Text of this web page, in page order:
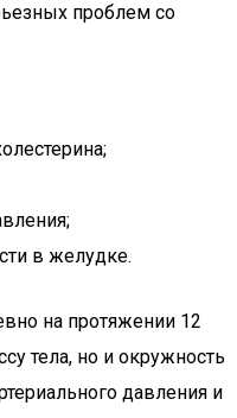
проблем со
в желудке.
на протяжении 12
тела, но и окружность
давления и